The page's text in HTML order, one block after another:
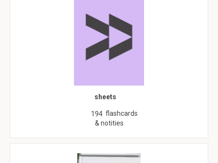
sheets
194 flashcards
& notities